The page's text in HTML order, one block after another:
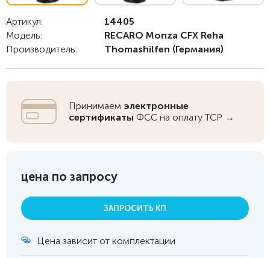
Артикул:
14405
Модель:
RECARO Monza CFX Reha
Производитель:
Thomashilfen (Германия)
Принимаем электронные
сертификаты ФСС на оплату ТСР →
цена по запросу
ЗАПРОСИТЬ КП
Цена зависит от комплектации